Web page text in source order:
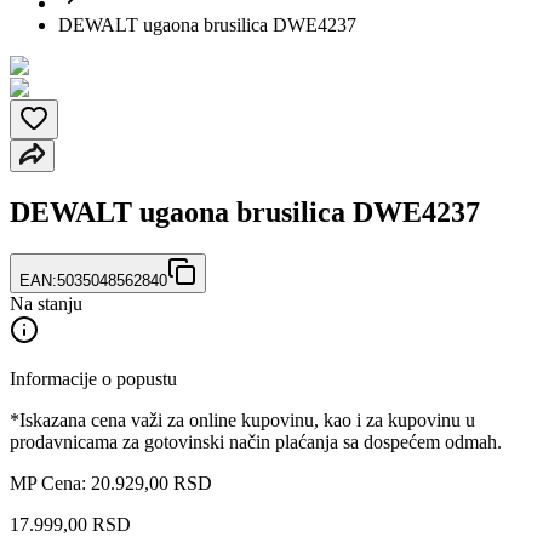
DEWALT ugaona brusilica DWE4237
DEWALT ugaona brusilica DWE4237
EAN:5035048562840
Na stanju
Informacije o popustu
*Iskazana cena važi za online kupovinu, kao i za kupovinu u
prodavnicama za gotovinski način plaćanja sa dospećem odmah.
MP Cena: 20.929,00 RSD
17.999,00 RSD